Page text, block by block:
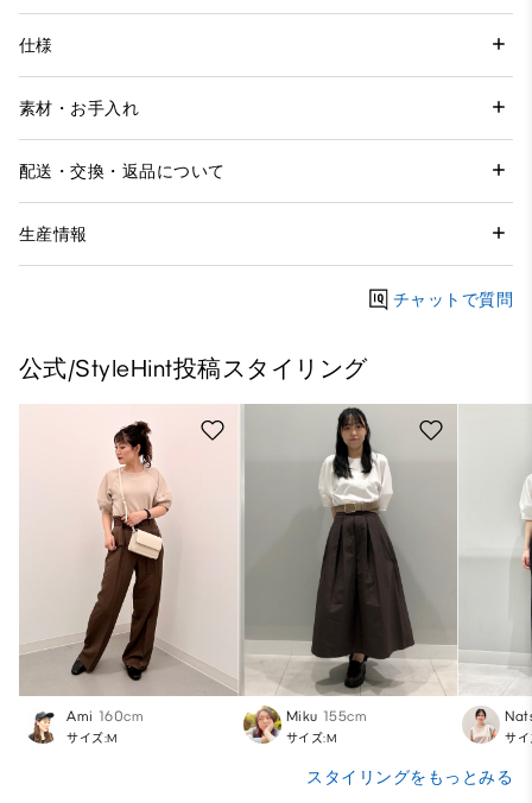
仕様
素材・お手入れ
配送・交換・返品について
生産情報
チャットで質問
公式/StyleHint投稿スタイリング
Ami 160cm
サイズ:M
Miku 155cm
サイズ:M サ
スタイリングをもっとみる